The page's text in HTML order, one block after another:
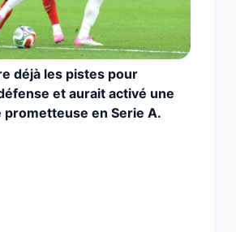
déjà les pistes pour
et aurait activé une
prometteuse en Serie A.